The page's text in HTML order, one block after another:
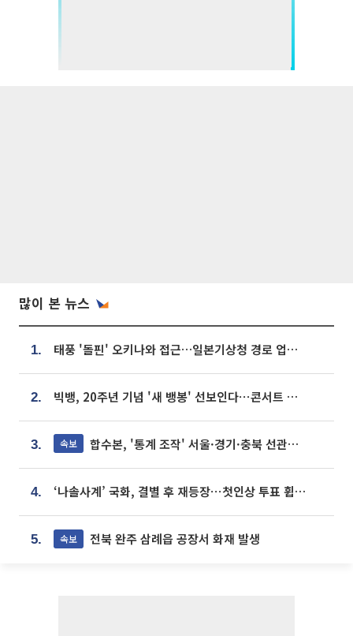
많이 본 뉴스
1. 태풍 '돌핀' 오키나와 접근…일본기상청 경로 업데이트
2. 빅뱅, 20주년 기념 '새 뱅봉' 선보인다⋯콘서트 앞두고 팝업 개최
3. 속보 합수본, '통계 조작' 서울·경기·충북 선관위 등 추가 압수수색
4. ‘나솔사계’ 국화, 결별 후 재등장⋯첫인상 투표 휩쓸고 ‘인기녀’ 등극
5. 속보 전북 완주 삼례읍 공장서 화재 발생